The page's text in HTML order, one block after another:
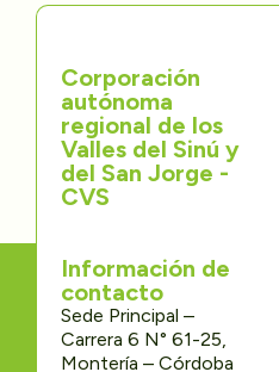
Participa
Trámites y Servicios
Contáctenos
Corporación
autónoma
regional de los
Valles del Sinú y
del San Jorge -
CVS
Información de
contacto
Sede Principal –
Carrera 6 N° 61-25,
Montería – Córdoba